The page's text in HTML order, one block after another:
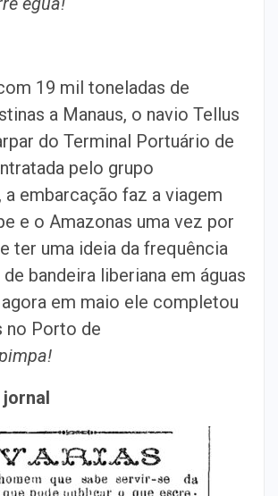
19 mil toneladas de
a Manaus, o navio Tellus
do Terminal Portuário de
pelo grupo
embarcação faz a viagem
e o Amazonas uma vez por
ter uma ideia da frequência
bandeira liberiana em águas
em maio ele completou
no Porto de